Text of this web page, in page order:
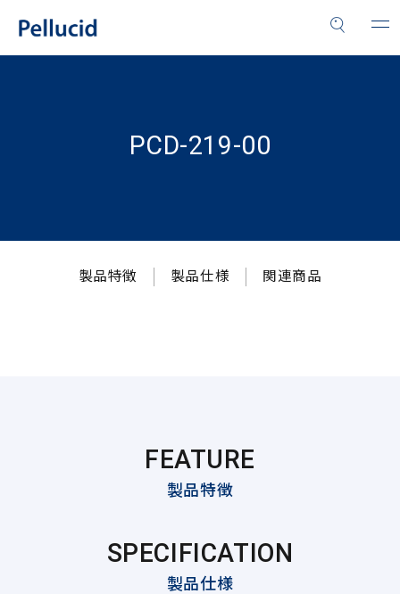
PCD-219-00
製品特徴 製品仕様 関連商品
FEATURE
製品特徴
SPECIFICATION
製品仕様